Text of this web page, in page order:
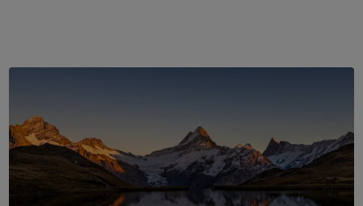
Jungfrau
(3–
8
jours)
bateaux
compris